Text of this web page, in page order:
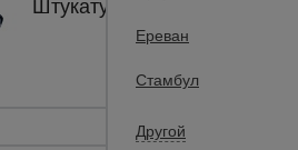
Штукатурные комплекты
Ереван
Стамбул
Другой